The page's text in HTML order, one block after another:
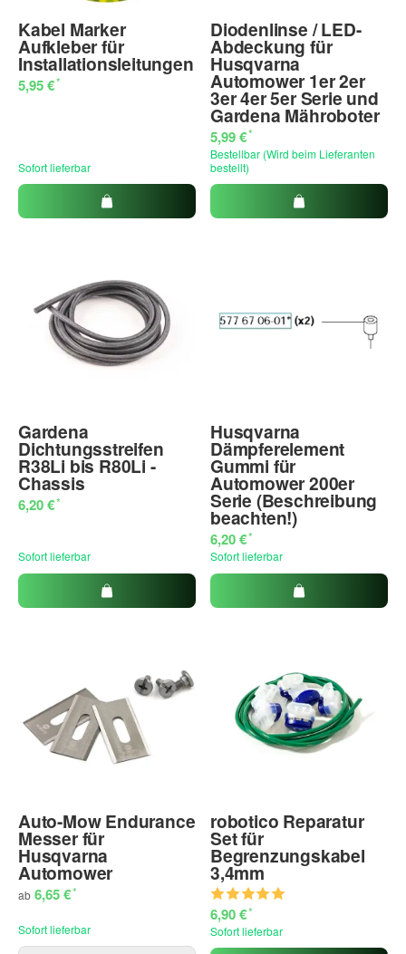
Kabel Marker
Aufkleber für
Installationsleitungen
5,95 €*
Sofort lieferbar
Diodenlinse / LED-
Abdeckung für
Husqvarna
Automower 1er 2er
3er 4er 5er Serie und
Gardena Mähroboter
5,99 €*
Bestellbar (Wird beim Lieferanten
bestellt)
Gardena
Dichtungsstreifen
R38Li bis R80Li -
Chassis
6,20 €*
Sofort lieferbar
Husqvarna
Dämpferelement
Gummi für
Automower 200er
Serie (Beschreibung
beachten!)
6,20 €*
Sofort lieferbar
Auto-Mow Endurance
Messer für
Husqvarna
Automower
ab 6,65 €*
Sofort lieferbar
robotico Reparatur
Set für
Begrenzungskabel
3,4mm
6,90 €*
Sofort lieferbar